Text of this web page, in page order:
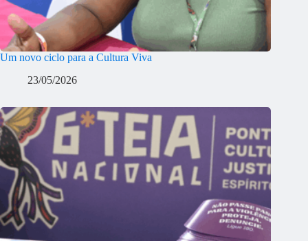
Um novo ciclo para a Cultura Viva
23/05/2026